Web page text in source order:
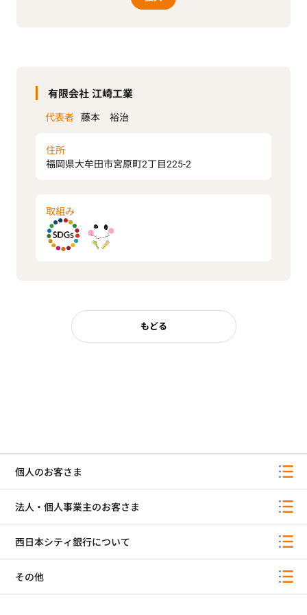
有限会社 江崎工業
代表者 藤本 裕治
住所
福岡県大牟田市宮原町2丁目225-2
取組み
もどる
個人のお客さま
法人・個人事業主のお客さま
西日本シティ銀行について
その他